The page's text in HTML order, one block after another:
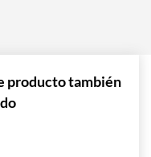
producto también